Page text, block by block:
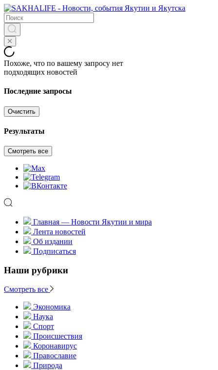
Похоже, что по вашему запросу нет
подходящих новостей
Последние запросы
Очистить
Результаты
Смотреть все
Главная — Новости Якутии и мира
Лента новостей
Об издании
Подписаться
Наши рубрики
Смотреть все
Экономика
Наука
Спорт
Происшествия
Коронавирус
Православие
Природа